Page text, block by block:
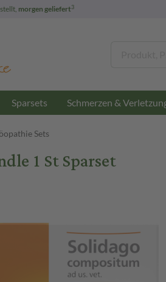
morgen geliefert3
Sparsets Schmerzen &
Sets
1 St Sparset